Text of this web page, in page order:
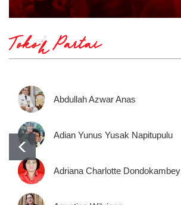
Tokoh Partai
Abdullah Azwar Anas
Adian Yunus Yusak Napitupulu
Adriana Charlotte Dondokambey